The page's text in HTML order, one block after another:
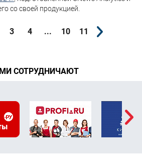
со своей продукцией.
3 4 ... 10 11
СОТРУДНИЧАЮТ